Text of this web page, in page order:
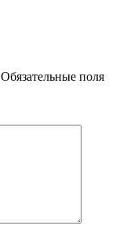
Обязательные поля